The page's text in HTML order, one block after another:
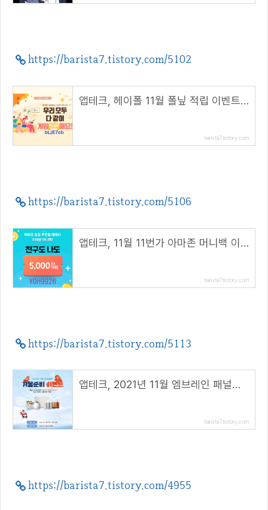
https://barista7.tistory.com/5102
앱테크, 헤이폴 11월 폴닢 적립 이벤트, 다같이 게임해요( 추천 코드 : bLjE7eb )
barista7.tistory.com
https://barista7.tistory.com/5106
앱테크, 11월 11번가 아마존 머니백 이벤트( 추천코드 : YOH9926 )
barista7.tistory.com
https://barista7.tistory.com/5113
앱테크, 2021년 11월 엠브레인 패널파워 겨울준비 이벤트
barista7.tistory.com
https://barista7.tistory.com/4955